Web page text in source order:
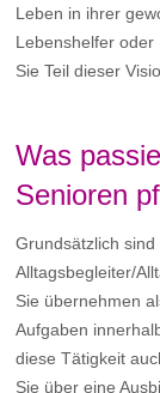
Leben in ihrer
Lebenshelfer
Sie Teil dieser
Was
Senioren
Grundsätzlich
Alltagsbegleiter/
Sie übernehmen
Aufgaben
diese Tätigkeit
Sie über eine